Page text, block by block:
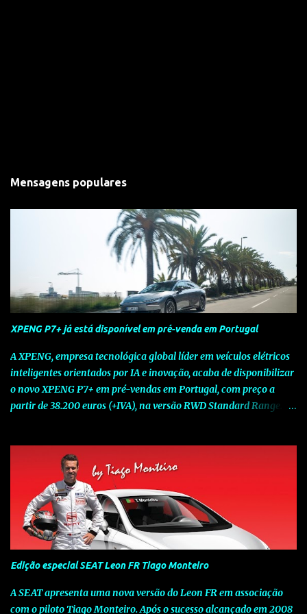
Mensagens populares
XPENG P7+ já está disponível em pré-venda em Portugal
A XPENG, empresa tecnológica global líder em veículos elétricos
inteligentes orientados por IA e inovação, acaba de disponibilizar
o novo XPENG P7+ em pré-vendas em Portugal, com preço a
partir de 38.200 euros (+IVA), na versão RWD Standard Range.
num momento decisivo, em que a indústria automóvel evolui da
mobilidade baseada na potência para a mobilidade baseada na
inteligência. Concebido como um fastback preparado para o
futuro e otimizado por Inteligência Artificial (IA), o novo XPENG
P7+ combina uma arquitetura inteligente avançada, um espaço
de referência no segmento e grande versatilidade para viagens,
respondendo às exigências do quotidiano europeu e refletindo o
compromisso de longo prazo da XPENG com a mobilidade
elétrica centrada no utilizador. O novo XPENG P7+ destaca-se
pela exclusividade do chip TURING AI, que oferece até 750 TOPS
Edição especial SEAT Leon FR Tiago Monteiro
A SEAT apresenta uma nova versão do Leon FR em associação
com o piloto Tiago Monteiro. Após o sucesso alcançado em 2008